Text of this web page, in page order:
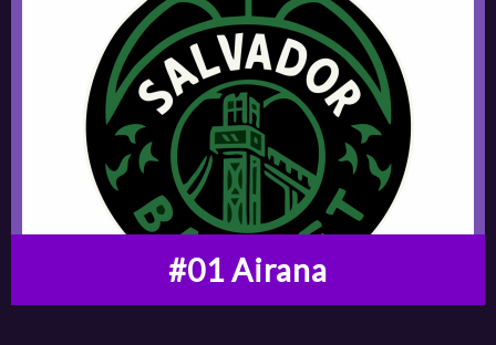
Ala/Pivô Luana 1,80
Ala Jéssica 1,70
Ala Ju Martins 1,75
Armadora Casanova 1,62
Pivô Lo Milton
#01 Airana